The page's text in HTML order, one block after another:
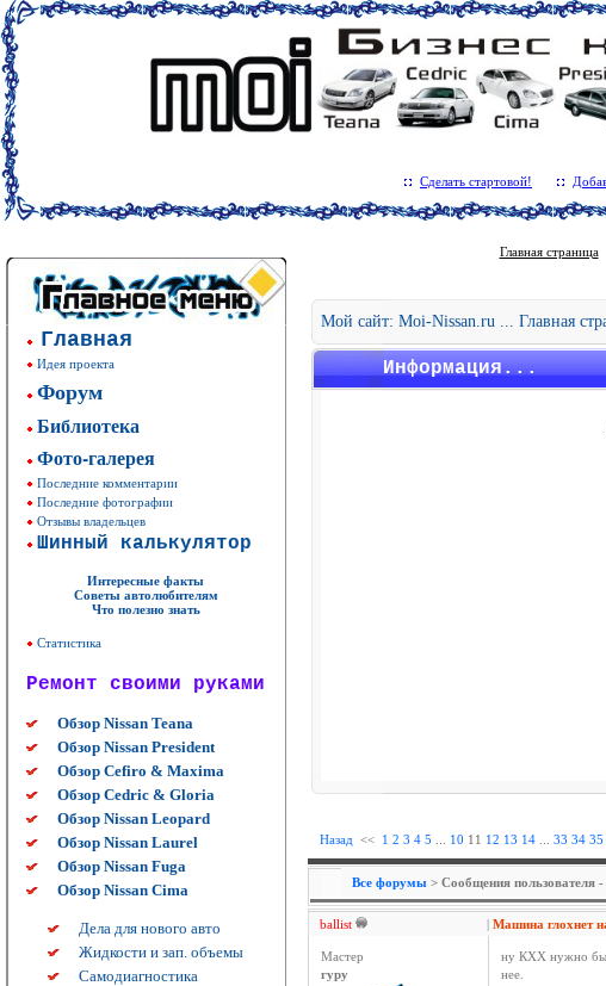
Сделать стартовой!
Главная
Идея проекта
Форум
Библиотека
Фото-галерея
Последние комментарии
Последние фотографии
Отзывы владельцев
Шинный калькулятор
Интересные факты
Советы автолюбителям
Что полезно знать
Статистика
Ремонт своими руками
Обзор Nissan Teana
Обзор Nissan President
Обзор Cefiro & Maxima
Обзор Cedric & Gloria
Обзор Nissan Leopard
Обзор Nissan Laurel
Обзор Nissan Fuga
Обзор Nissan Cima
Дела для нового авто
Жидкости и зап. объемы
Самодиагностика
Главная страница
Мой сайт: Moi-Nissan.ru ... Главная
Информация...
Назад << 1 2 3 4 5 10 11 12 13 14 33 34 35
Все форумы > Сообщения пользователя
ballist | Машина глохнет
Мастер
гуру
ну КХХ нужно
нее.